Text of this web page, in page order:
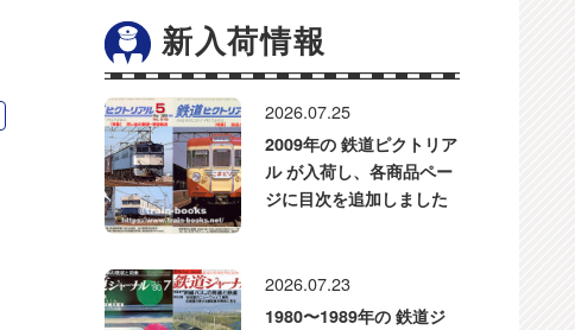
新入荷情報
2026.07.25
2009年の 鉄道ピクトリア
ル が入荷し、各商品ペー
ジに目次を追加しました
2026.07.23
1980〜1989年の 鉄道ジ